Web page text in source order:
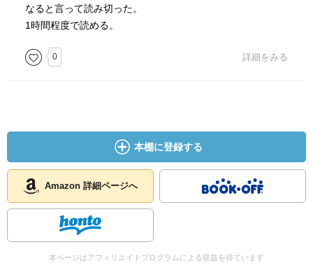
なると言って読み切った。
1時間程度で読める。
0 詳細をみる
本棚に登録する
Amazon 詳細ページへ
本ページはアフィリエイトプログラムによる収益を得ています